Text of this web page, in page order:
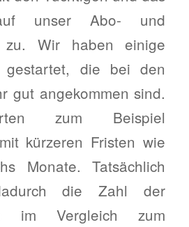
unser Abo- und
zu. Wir haben einige
gestartet, die bei den
gut angekommen sind.
zum Beispiel
kürzeren Fristen wie
Monate. Tatsächlich
die Zahl der
im Vergleich zum